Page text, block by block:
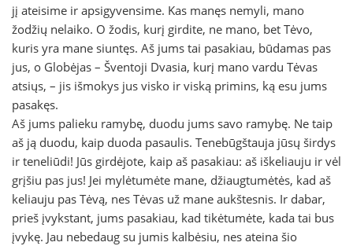
jį ateisime ir apsigyvensime. Kas manęs nemyli, mano
žodžių nelaiko. O žodis, kurį girdite, ne mano, bet Tėvo,
kuris yra mane siuntęs. Aš jums tai pasakiau, būdamas pas
jus, o Globėjas – Šventoji Dvasia, kurį mano vardu Tėvas
atsiųs, – jis išmokys jus visko ir viską primins, ką esu jums
pasakęs.
Aš jums palieku ramybę, duodu jums savo ramybę. Ne taip
aš ją duodu, kaip duoda pasaulis. Tenebūgštauja jūsų širdys
ir teneliūdi! Jūs girdėjote, kaip aš pasakiau: aš iškeliauju ir vėl
grįšiu pas jus! Jei mylėtumėte mane, džiaugtumėtės, kad aš
keliauju pas Tėvą, nes Tėvas už mane aukštesnis. Ir dabar,
prieš įvykstant, jums pasakiau, kad tikėtumėte, kada tai bus
įvykę. Jau nebedaug su jumis kalbėsiu, nes ateina šio